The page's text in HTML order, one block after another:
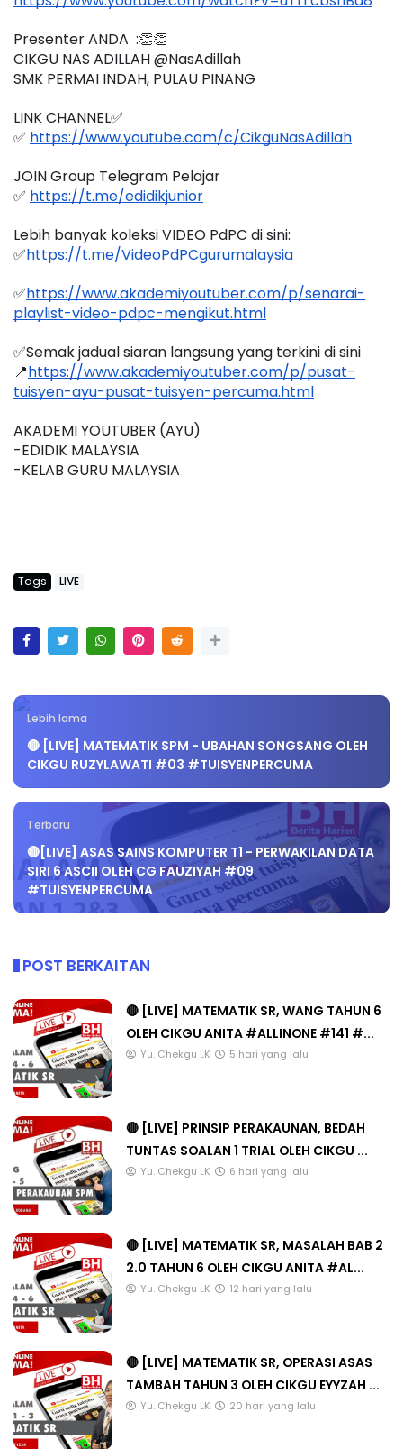
Presenter ANDA  :👏👏
CIKGU NAS ADILLAH @NasAdillah
SMK PERMAI INDAH, PULAU PINANG
LINK CHANNEL✅
✅ https://www.youtube.com/c/CikguNasAdillah
JOIN Group Telegram Pelajar
✅ https://t.me/edidikjunior
Lebih banyak koleksi VIDEO PdPC di sini:
✅https://t.me/VideoPdPCgurumalaysia
✅https://www.akademiyoutuber.com/p/senarai-
playlist-video-pdpc-mengikut.html
✅Semak jadual siaran langsung yang terkini di sini
📍https://www.akademiyoutuber.com/p/pusat-
tuisyen-ayu-pusat-tuisyen-percuma.html
AKADEMI YOUTUBER (AYU)
-EDIDIK MALAYSIA
-KELAB GURU MALAYSIA
Tags LIVE
Lebih lama
🔴 [LIVE] MATEMATIK SPM - UBAHAN SONGSANG OLEH
CIKGU RUZYLAWATI #03 #TUISYENPERCUMA
Terbaru
🔴[LIVE] ASAS SAINS KOMPUTER T1 - PERWAKILAN DATA
SIRI 6 ASCII OLEH CG FAUZIYAH #09
#TUISYENPERCUMA
POST BERKAITAN
🔴 [LIVE] MATEMATIK SR, WANG TAHUN 6
OLEH CIKGU ANITA #ALLINONE #141 #...
Yu. Chekgu LK 5 hari yang lalu
🔴 [LIVE] PRINSIP PERAKAUNAN, BEDAH
TUNTAS SOALAN 1 TRIAL OLEH CIKGU ...
Yu. Chekgu LK 6 hari yang lalu
🔴 [LIVE] MATEMATIK SR, MASALAH BAB 2
2.0 TAHUN 6 OLEH CIKGU ANITA #AL...
Yu. Chekgu LK 12 hari yang lalu
🔴 [LIVE] MATEMATIK SR, OPERASI ASAS
TAMBAH TAHUN 3 OLEH CIKGU EYYZAH ...
Yu. Chekgu LK 20 hari yang lalu